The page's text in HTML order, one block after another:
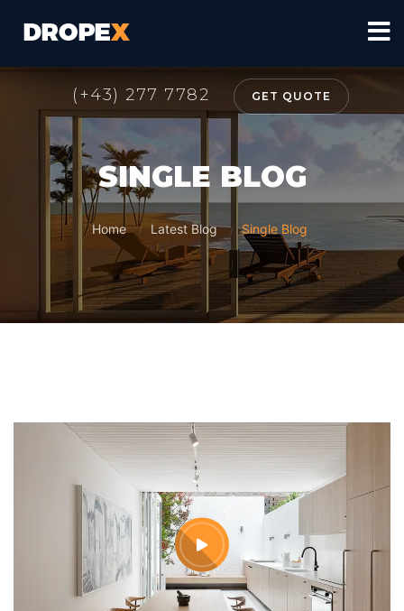
(+43) 277 7782 GET QUOTE
SINGLE BLOG
Home / Latest Blog / Single Blog